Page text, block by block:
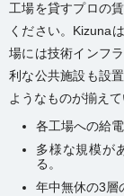
工場を貸すプロの
ください。Kizuna
場には技術インフ
利な公共施設も設
ようなものが揃え
各工場への給
多様な規模が
る。
年中無休の3層